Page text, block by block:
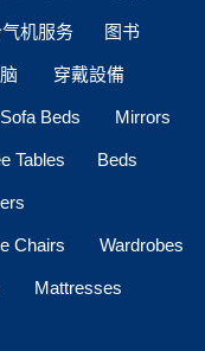
机服务 图书
穿戴設備
Sofa Beds Mirrors
Tables Beds
Chairs Wardrobes
Mattresses